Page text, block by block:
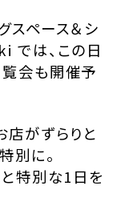
スペース＆シ
では、この日
会も開催予
店がずらりと
別に。
と特別な1日を